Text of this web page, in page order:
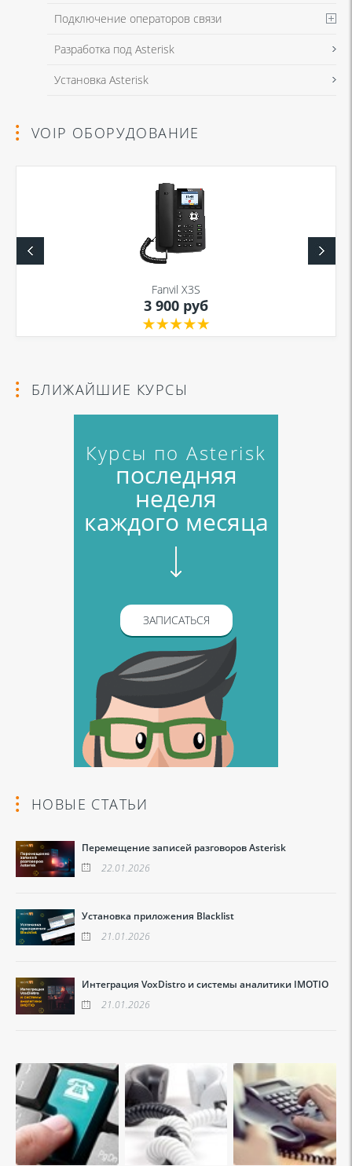
Подключение операторов связи
Разработка под Asterisk
Установка Asterisk
VOIP ОБОРУДОВАНИЕ
Fanvil X3S
3 900 руб
БЛИЖАЙШИЕ КУРСЫ
Курсы по Asterisk
последняя
неделя
каждого месяца
ЗАПИСАТЬСЯ
НОВЫЕ СТАТЬИ
Перемещение записей разговоров Asterisk
22.01.2026
Установка приложения Blacklist
21.01.2026
Интеграция VoxDistro и системы аналитики IMOTIO
21.01.2026